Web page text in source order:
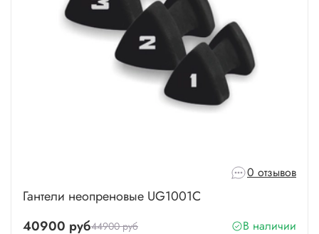
0 отзывов
Гантели неопреновые UG1001C
40900 руб44900 руб
В наличии